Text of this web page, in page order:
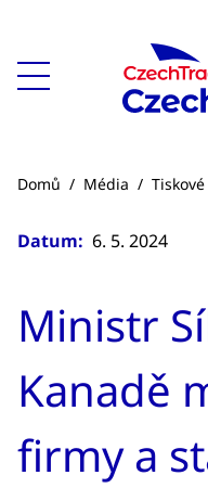
Domů / Média /
Datum: 6. 5. 2024
Ministr
Kanadě
firmy a